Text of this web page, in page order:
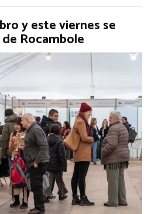
y este viernes se
Rocambole